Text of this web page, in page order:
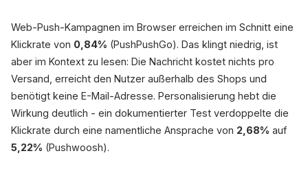
Web-Push-Kampagnen im Browser erreichen im Schnitt eine
Klickrate von 0,84% (PushPushGo). Das klingt niedrig, ist
aber im Kontext zu lesen: Die Nachricht kostet nichts pro
Versand, erreicht den Nutzer außerhalb des Shops und
benötigt keine E-Mail-Adresse. Personalisierung hebt die
Wirkung deutlich - ein dokumentierter Test verdoppelte die
Klickrate durch eine namentliche Ansprache von 2,68% auf
5,22% (Pushwoosh).